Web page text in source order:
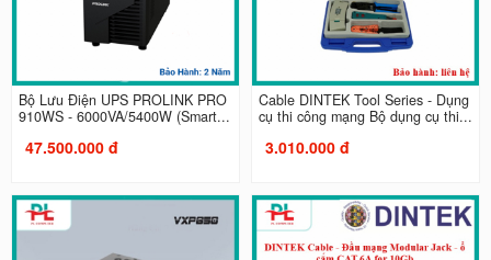
Bộ Lưu Điện UPS PROLINK PRO
910WS - 6000VA/5400W (Smart...
47.500.000 đ
Cable DINTEK Tool Series - Dụng
cụ thi công mạng Bộ dụng cụ thi...
3.010.000 đ